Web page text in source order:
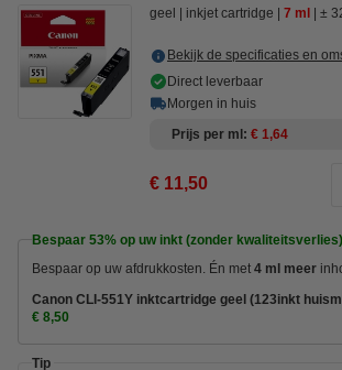
geel inkjet cartridge 7 ml ±
Bekijk de specificaties en
Direct leverbaar
Morgen in huis
Prijs per ml
€ 1,64
€ 11,50
Bespaar 53% op uw inkt (zonder
Bespaar op uw afdrukkosten. Én met 4 ml meer
Canon CLI-551Y inktcartridge geel (123inkt
€ 8,50
Tip